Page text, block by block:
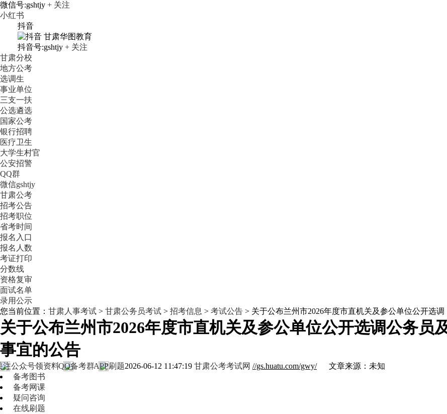
微信号:gshtjy + 关注
小红书
抖音
甘肃华图教育
抖音号:gshtjy + 关注
甘肃分校
地方公考
选调生
事业单位
三支一扶
公选遴选
国家公考
银行招聘
医疗卫生
大学生村官
公安招警
QQ群
微信gshtjy
甘肃公考
招考公告
招考职位
省考时间
报名入口
报名人数
考证打印
分数线
资格复审
面试名单
录用公示
您当前位置： 甘肃人事考试 > 甘肃公务员考试 > 招考信息 > 考试公告 > 关于公布兰州市2026年度市直机关及参公单位公开选调
关于公布兰州市2026年度市直机关及参公单位公开选调公务员
事宜的公告
2026-06-12 11:47:19 甘肃公考考试网 //gs.huatu.com/gwy/
注公众号领资料QQ备考群APP刷题
文章来源：未知
备考图书
备考网课
疑问咨询
在线刷题